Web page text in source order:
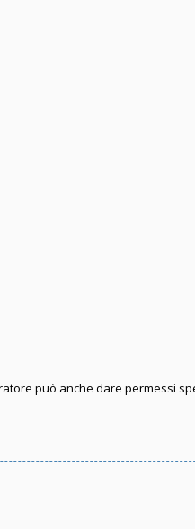
può anche dare permessi